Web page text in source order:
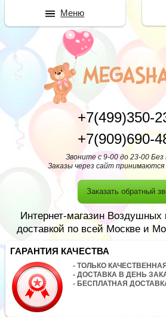
+7(499)350-
+7(909)690-
Звоните с 9-00 до 23-00
Заказы через сайт принимаются
Заказать обратный
Интернет-магазин
доставкой по всей Москве и
ГАРАНТИЯ КАЧЕСТВА
- ТОЛЬКО
- ДОСТАВКА В ДЕНЬ
- БЕСПЛАТНАЯ
Меню